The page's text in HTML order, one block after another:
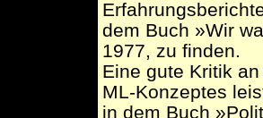
dem Buch »Wir
1977, zu finden.
Eine gute Kritik
ML-Konzeptes
in dem Buch